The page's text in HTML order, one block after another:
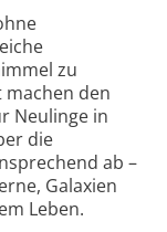
zu
den
Neulinge in
die
ab –
Galaxien
Leben.